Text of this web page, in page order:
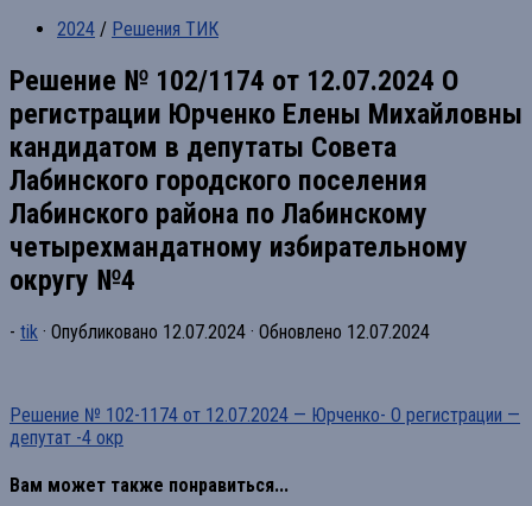
2024 / Решения ТИК
Решение № 102/1174 от 12.07.2024 О
регистрации Юрченко Елены Михайловны
кандидатом в депутаты Совета
Лабинского городского поселения
Лабинского района по Лабинскому
четырехмандатному избирательному
округу №4
- tik · Опубликовано 12.07.2024 · Обновлено 12.07.2024
Решение № 102-1174 от 12.07.2024 — Юрченко- О регистрации —
депутат -4 окр
Вам может также понравиться...